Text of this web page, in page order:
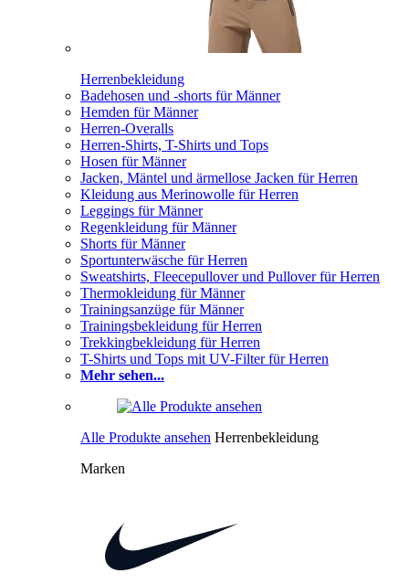
Herrenbekleidung
Badehosen und -shorts für Männer
Hemden für Männer
Herren-Overalls
Herren-Shirts, T-Shirts und Tops
Hosen für Männer
Jacken, Mäntel und ärmellose Jacken für Herren
Kleidung aus Merinowolle für Herren
Leggings für Männer
Regenkleidung für Männer
Shorts für Männer
Sportunterwäsche für Herren
Sweatshirts, Fleecepullover und Pullover für Herren
Thermokleidung für Männer
Trainingsanzüge für Männer
Trainingsbekleidung für Herren
Trekkingbekleidung für Herren
T-Shirts und Tops mit UV-Filter für Herren
Mehr sehen...
Alle Produkte ansehen Herrenbekleidung
Marken